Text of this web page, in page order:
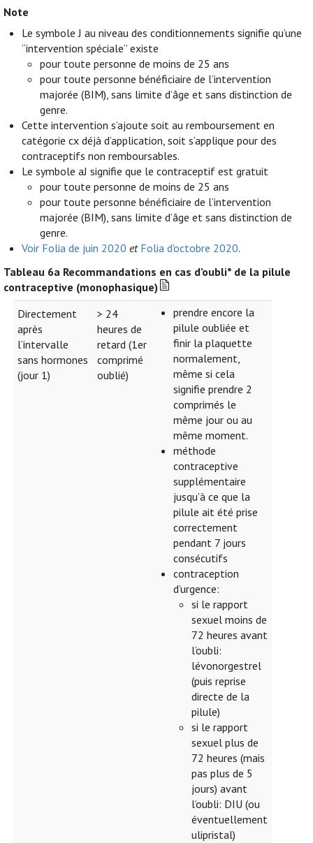
Note
Le symbole J au niveau des conditionnements signifie qu’une
“intervention spéciale” existe
pour toute personne de moins de 25 ans
pour toute personne bénéficiaire de l’intervention
majorée (BIM), sans limite d’âge et sans distinction de
genre.
Cette intervention s’ajoute soit au remboursement en
catégorie cx déjà d’application, soit s’applique pour des
contraceptifs non remboursables.
Le symbole aJ signifie que le contraceptif est gratuit
pour toute personne de moins de 25 ans
pour toute personne bénéficiaire de l’intervention
majorée (BIM), sans limite d’âge et sans distinction de
genre.
Voir Folia de juin 2020 et Folia d'octobre 2020.
Tableau 6a Recommandations en cas d’oubli* de la pilule
contraceptive (monophasique)
Directement
après
l’intervalle
sans hormones
(jour 1)
> 24
heures de
retard (1er
comprimé
oublié)
prendre encore la
pilule oubliée et
finir la plaquette
normalement,
même si cela
signifie prendre 2
comprimés le
même jour ou au
même moment.
méthode
contraceptive
supplémentaire
jusqu’à ce que la
pilule ait été prise
correctement
pendant 7 jours
consécutifs
contraception
d’urgence:
si le rapport
sexuel moins de
72 heures avant
l’oubli:
lévonorgestrel
(puis reprise
directe de la
pilule)
si le rapport
sexuel plus de
72 heures (mais
pas plus de 5
jours) avant
l’oubli: DIU (ou
éventuellement
ulipristal)